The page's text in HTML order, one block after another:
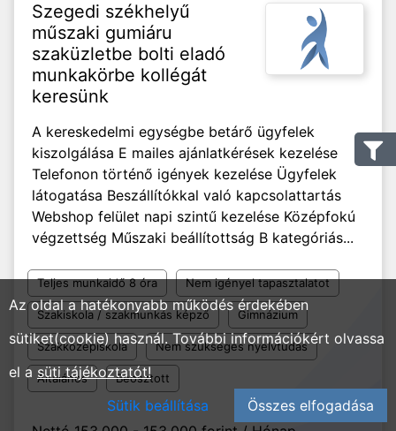
Szegedi székhelyű
műszaki gumiáru
szaküzletbe bolti eladó
munkakörbe kollégát
keresünk
A kereskedelmi egységbe betárő ügyfelek
kiszolgálása E mailes ajánlatkérések kezelése
Telefonon történő igények kezelése Ügyfelek
látogatása Beszállítókkal való kapcsolattartás
Webshop felület napi szintű kezelése Középfokú
végzettség Műszaki beállítottság B kategóriás...
Teljes munkaidő 8 óra Nem igényel tapasztalatot
Szakiskola / szakmunkás képző Gimnázium
Szakközépiskola Nem szükséges nyelvtudás
Általános Beosztott
Az oldal a hatékonyabb működés érdekében
sütiket(cookie) használ. További információkért olvassa
el a süti tájékoztatót!
Sütik beállítása
Összes elfogadása